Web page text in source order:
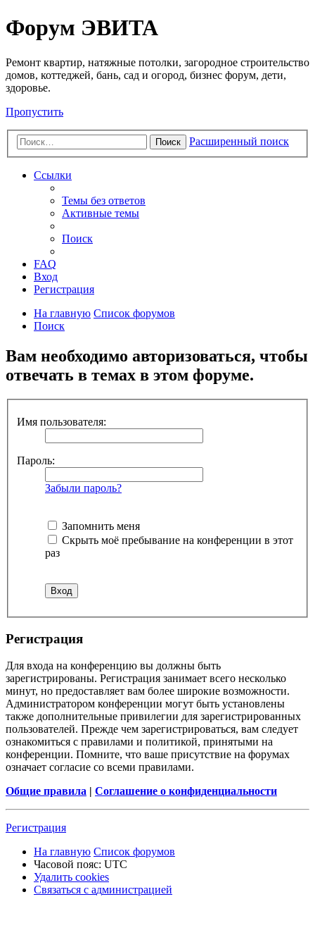
Регистрация
Форум ЭВИТА
Ремонт квартир, натяжные потолки, загородное строительство
домов, коттеджей, бань, сад и огород, бизнес форум, дети,
здоровье.
Пропустить
Поиск Расширенный поиск
Ссылки
Темы без ответов
Активные темы
Поиск
FAQ
Вход
Регистрация
На главную Список форумов
Поиск
Вам необходимо авторизоваться, чтобы
отвечать в темах в этом форуме.
Имя пользователя:
Пароль:
Забыли пароль?
Запомнить меня
Скрыть моё пребывание на конференции в этот
раз
Регистрация
Для входа на конференцию вы должны быть
зарегистрированы. Регистрация занимает всего несколько
минут, но предоставляет вам более широкие возможности.
Администратором конференции могут быть установлены
также дополнительные привилегии для зарегистрированных
пользователей. Прежде чем зарегистрироваться, вам следует
ознакомиться с правилами и политикой, принятыми на
конференции. Помните, что ваше присутствие на форумах
означает согласие со всеми правилами.
Общие правила | Соглашение о конфиденциальности
Регистрация
На главную Список форумов
Часовой пояс: UTC
Удалить cookies
Связаться
Связаться с администрацией